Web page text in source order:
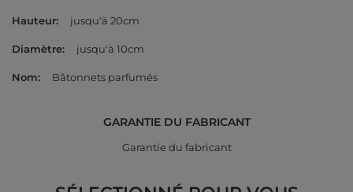
Hauteur jusqu'à 20cm
Diamètre jusqu'à 10cm
Nom Bâtonnets parfumés
GARANTIE DU FABRICANT
Garantie du fabricant